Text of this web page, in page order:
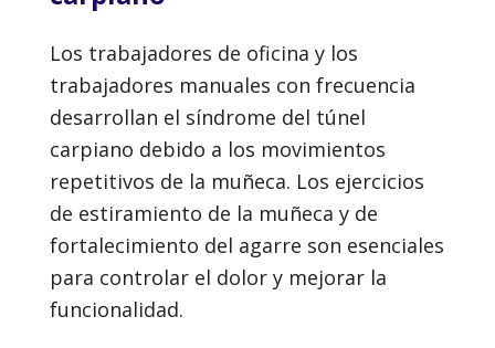
Los trabajadores de oficina y los
trabajadores manuales con frecuencia
desarrollan el síndrome del túnel
carpiano debido a los movimientos
repetitivos de la muñeca. Los ejercicios
de estiramiento de la muñeca y de
fortalecimiento del agarre son esenciales
para controlar el dolor y mejorar la
funcionalidad.